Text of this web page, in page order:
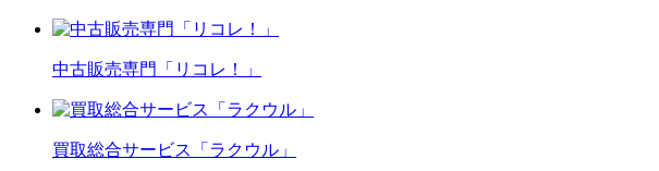
中古販売専門「リコレ！」
買取総合サービス「ラクウル」